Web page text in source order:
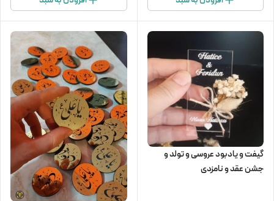
گیفت و یادبود عروسی و تولد و
جشن عقد و نامزدی